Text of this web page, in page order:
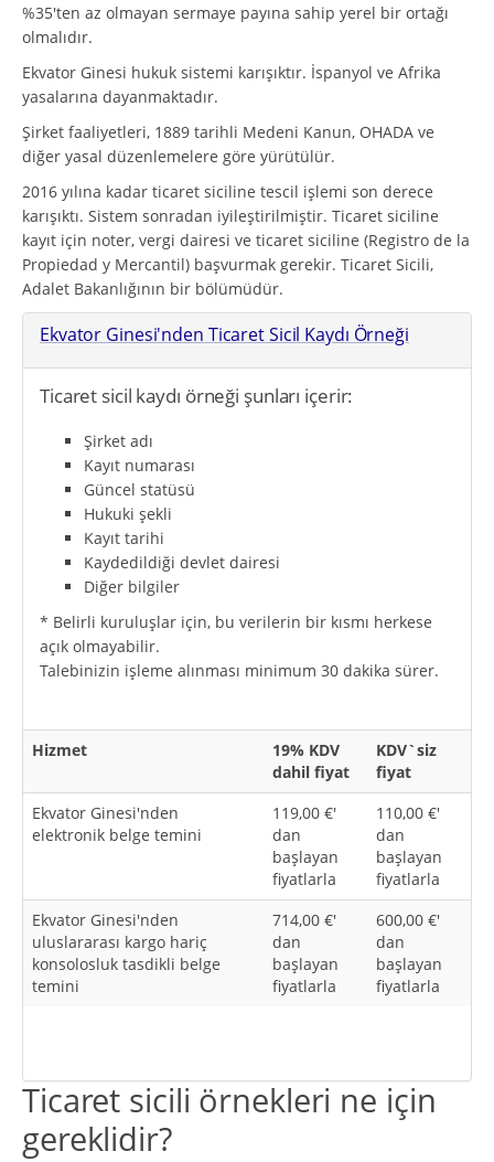
%35'ten az olmayan sermaye payına sahip yerel bir ortağı
olmalıdır.
Ekvator Ginesi hukuk sistemi karışıktır. İspanyol ve Afrika
yasalarına dayanmaktadır.
Şirket faaliyetleri, 1889 tarihli Medeni Kanun, OHADA ve
diğer yasal düzenlemelere göre yürütülür.
2016 yılına kadar ticaret siciline tescil işlemi son derece
karışıktı. Sistem sonradan iyileştirilmiştir. Ticaret siciline
kayıt için noter, vergi dairesi ve ticaret siciline (Registro de la
Propiedad y Mercantil) başvurmak gerekir. Ticaret Sicili,
Adalet Bakanlığının bir bölümüdür.
Ekvator Ginesi'nden Ticaret Sicil Kaydı Örneği
Ticaret sicil kaydı örneği şunları içerir:
Şirket adı
Kayıt numarası
Güncel statüsü
Hukuki şekli
Kayıt tarihi
Kaydedildiği devlet dairesi
Diğer bilgiler
* Belirli kuruluşlar için, bu verilerin bir kısmı herkese
açık olmayabilir.
Talebinizin işleme alınması minimum 30 dakika sürer.
Hizmet
19% KDV
dahil fiyat
KDV`siz
fiyat
Ekvator Ginesi'nden
elektronik belge temini
119,00 €'
dan
başlayan
fiyatlarla
110,00 €'
dan
başlayan
fiyatlarla
Ekvator Ginesi'nden
uluslararası kargo hariç
konsolosluk tasdikli belge
temini
714,00 €'
dan
başlayan
fiyatlarla
600,00 €'
dan
başlayan
fiyatlarla
Ticaret sicili örnekleri ne için
gereklidir?